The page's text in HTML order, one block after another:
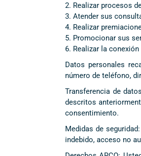
2. Realizar procesos
3. Atender sus
4. Realizar
5. Promocionar sus
6. Realizar la
Datos personales
número de teléfono,
Transferencia de
descritos
consentimiento.
Medidas de
indebido, acceso no